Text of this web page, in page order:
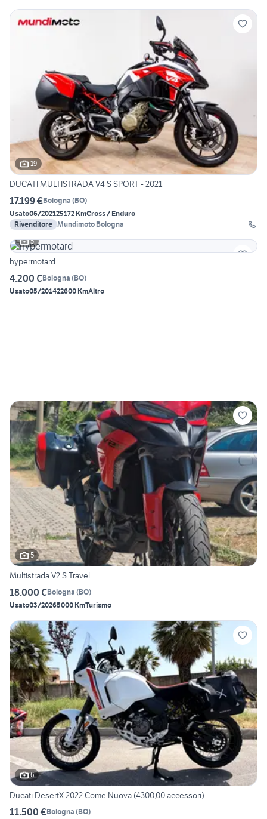
19
DUCATI MULTISTRADA V4 S SPORT - 2021
17.199 €Bologna (BO)
Usato06/202125172 KmCross / Enduro
Rivenditore Mundimoto Bologna
5
hypermotard
4.200 €Bologna (BO)
Usato05/201422600 KmAltro
5
Multistrada V2 S Travel
18.000 €Bologna (BO)
Usato03/20265000 KmTurismo
6
Ducati DesertX 2022 Come Nuova (4300,00 accessori)
11.500 €Bologna (BO)